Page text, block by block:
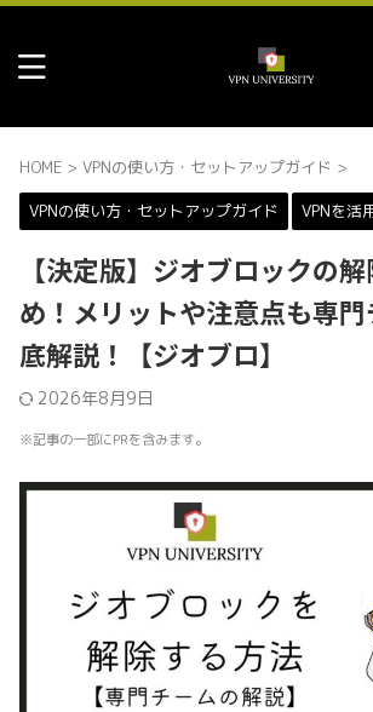
HOME > VPNの使い方・セットアップガイド >
VPNの使い方・セットアップガイド
VPNを活
【決定版】ジオブロックの
め！メリットや注意点も専
底解説！【ジオブロ】
2026年8月9日
※記事の一部にPRを含みます。